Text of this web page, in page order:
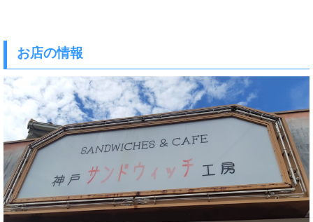
お店の情報